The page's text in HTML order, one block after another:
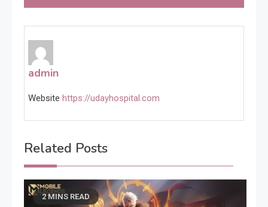
admin
Website https://udayhospital.com
Related Posts
2 MINS READ